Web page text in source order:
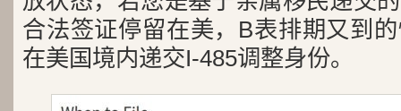
合法签证停留在美，B表排期又到
在美国境内递交I-485调整身份。